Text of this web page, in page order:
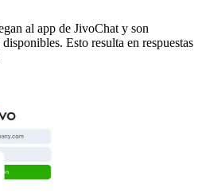
al app de JivoChat y son
Esto resulta en respuestas